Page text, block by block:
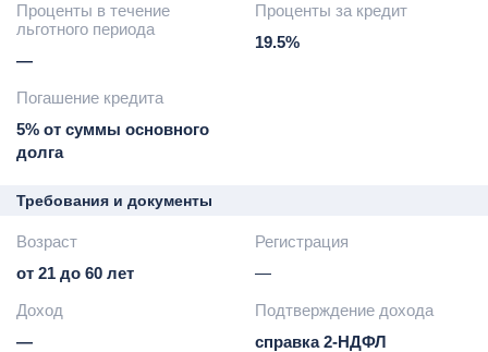
плата за пропуск платежа
-18,25% годовых
Проценты в течение
льготного периода
—
Проценты за кредит
19.5%
Погашение кредита
5% от суммы основного
долга
Требования и документы
Возраст
от 21 до 60 лет
Регистрация
—
Доход
—
Подтверждение дохода
справка 2-НДФЛ